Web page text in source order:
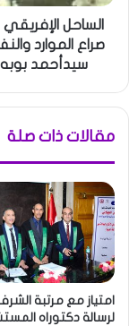
الساحل
صراع الموارد
سيدأحمد بوبه
مقالات ذات صلة
امتياز مع مرتبة
لرسالة دكتوراه